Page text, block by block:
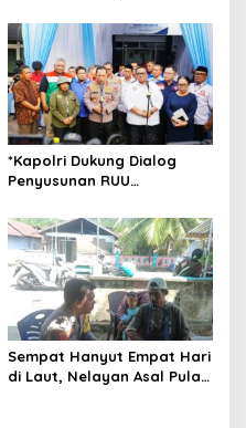
Kepulauan
*Kapolri Dukung Dialog
Penyusunan RUU
Jembatan Aspirasi Buruh*
Sempat Hanyut Empat Hari
di Laut, Nelayan Asal Pulau